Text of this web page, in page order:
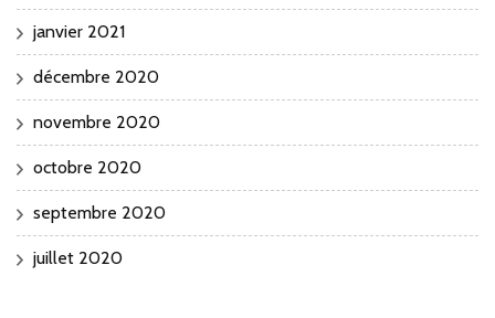
janvier 2021
décembre 2020
novembre 2020
octobre 2020
septembre 2020
juillet 2020